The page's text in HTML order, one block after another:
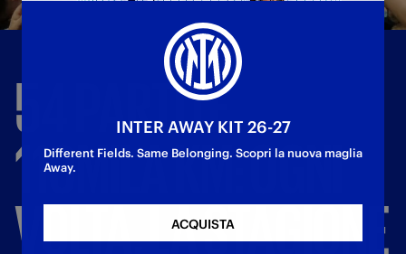
54
PARTITE,
110MILAKM:OGNI
VOLTA,LASTAGIONE
INTER AWAY KIT 26-27
Different Fields. Same Belonging. Scopri la nuova maglia
Away.
ACQUISTA